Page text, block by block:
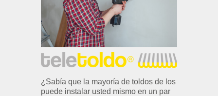
¿Sabía que la mayoría de toldos de los
puede instalar usted mismo en un par